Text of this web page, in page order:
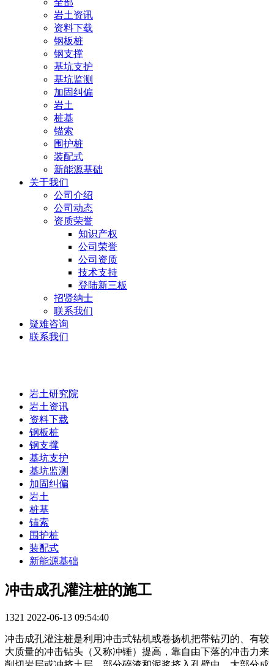
全部
岩土资讯
资料下载
钢板桩
钢支撑
基坑支护
基坑监测
加固纠偏
岩土
桩基
锚索
围护桩
装配式
新能源基础
关于我们
公司介绍
公司动态
资质荣誉
知识产权
公司荣誉
公司资质
技术支持
登陆新三板
招贤纳士
联系我们
疑难咨询
联系我们
岩土研究院
岩土资讯
资料下载
钢板桩
钢支撑
基坑支护
基坑监测
加固纠偏
岩土
桩基
锚索
围护桩
装配式
新能源基础
冲击成孔灌注桩的施工
1321 2022-06-13 09:54:40
冲击成孔灌注桩是利用冲击式钻机或卷扬机把带钻刃的、有较
大质量的冲击钻头（又称冲锤）提高，靠自由下落的冲击力来